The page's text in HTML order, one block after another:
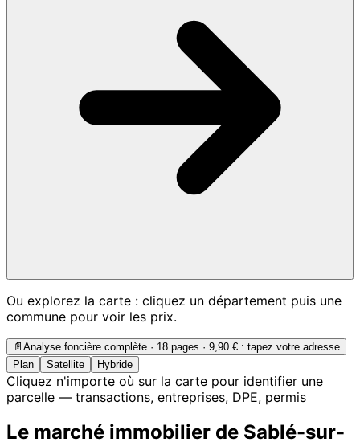
Ou explorez la carte : cliquez un département puis une
commune pour voir les prix.
📄 Analyse foncière complète · 18 pages · 9,90 € : tapez votre adresse
Plan
Satellite Hybride
Cliquez n'importe où sur la carte pour identifier une
parcelle — transactions, entreprises, DPE, permis
Le marché immobilier de Sablé-sur-